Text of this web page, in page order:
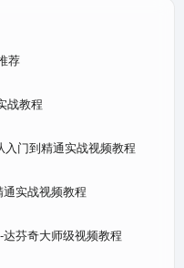
荐
战教程
门到精通实战视频教程
实战视频教程
芬奇大师级视频教程